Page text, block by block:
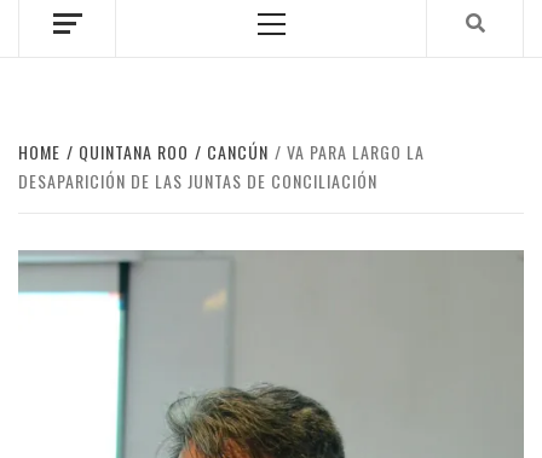
Menu
HOME QUINTANA ROO CANCÚN
VA PARA LARGO LA
DESAPARICIÓN DE LAS JUNTAS DE CONCILIACIÓN